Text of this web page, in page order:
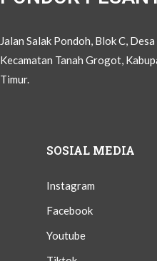
Jalan Salak Pondoh, Blok C,
Kecamatan Tanah Grogot,
Timur.
SOSIAL MEDIA
Instagram
Facebook
Youtube